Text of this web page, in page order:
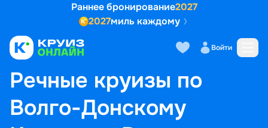
Раннее бронирование2027
2027миль каждому
Войти
ГЛАВНАЯ • ПОПУЛЯРНЫЕ НАПРАВЛЕНИЯ
РЕЧНЫЕ КРУИЗЫ ПО ВОЛГО-ДОНСКОМУ КАНАЛУ ИЗ РОСТОВА-НА-ДОНУ
Речные круизы по
Волго-Донскому